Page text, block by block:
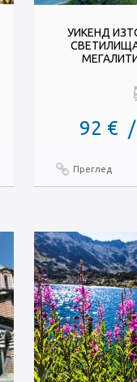
УИКЕНД
92 € /
Преглед